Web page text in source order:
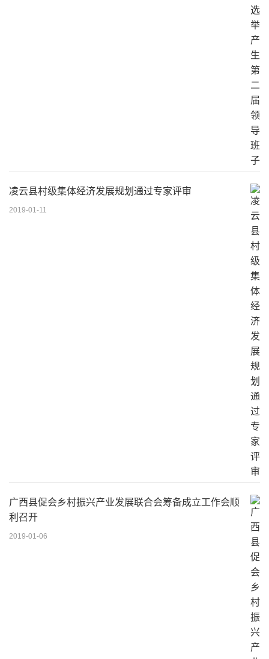
凌云县村级集体经济发展规划通过专家评审
2019-01-11
广西县促会乡村振兴产业发展联合会筹备成立工作会顺
利召开
2019-01-06